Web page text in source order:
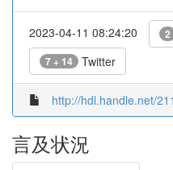
2023-04-11 08:24:20 2
7 + 14 Twitter
http://hdl.handle.net/
言及状況